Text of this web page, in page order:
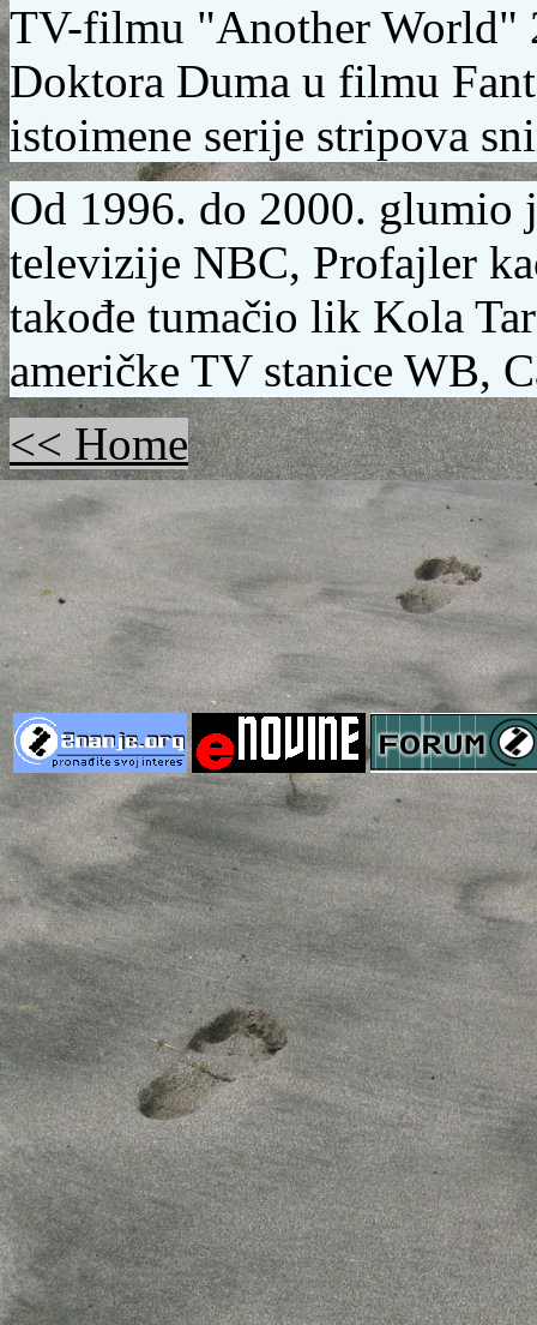
TV-filmu "Another World"
Doktora Duma u filmu
istoimene serije stripova
Od 1996. do 2000. glumio
televizije NBC, Profajler
takođe tumačio lik Kola
američke TV stanice WB,
<< Home